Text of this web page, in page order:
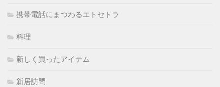
携帯電話にまつわるエトセトラ
料理
新しく買ったアイテム
新居訪問